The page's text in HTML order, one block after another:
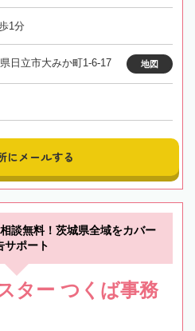
1分
日立市大みか町1-6-17 地図
にメールする
談無料！茨城県全域をカバー
サポート
ター つくば事務